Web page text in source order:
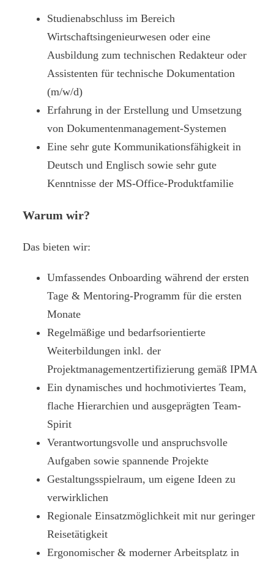
Studienabschluss im Bereich
Wirtschaftsingenieurwesen oder eine
Ausbildung zum technischen Redakteur oder
Assistenten für technische Dokumentation
(m/w/d)
Erfahrung in der Erstellung und Umsetzung
von Dokumentenmanagement-Systemen
Eine sehr gute Kommunikationsfähigkeit in
Deutsch und Englisch sowie sehr gute
Kenntnisse der MS-Office-Produktfamilie
Warum wir?
Das bieten wir:
Umfassendes Onboarding während der ersten
Tage & Mentoring-Programm für die ersten
Monate
Regelmäßige und bedarfsorientierte
Weiterbildungen inkl. der
Projektmanagementzertifizierung gemäß IPMA
Ein dynamisches und hochmotiviertes Team,
flache Hierarchien und ausgeprägten Team-
Spirit
Verantwortungsvolle und anspruchsvolle
Aufgaben sowie spannende Projekte
Gestaltungsspielraum, um eigene Ideen zu
verwirklichen
Regionale Einsatzmöglichkeit mit nur geringer
Reisetätigkeit
Ergonomischer & moderner Arbeitsplatz in